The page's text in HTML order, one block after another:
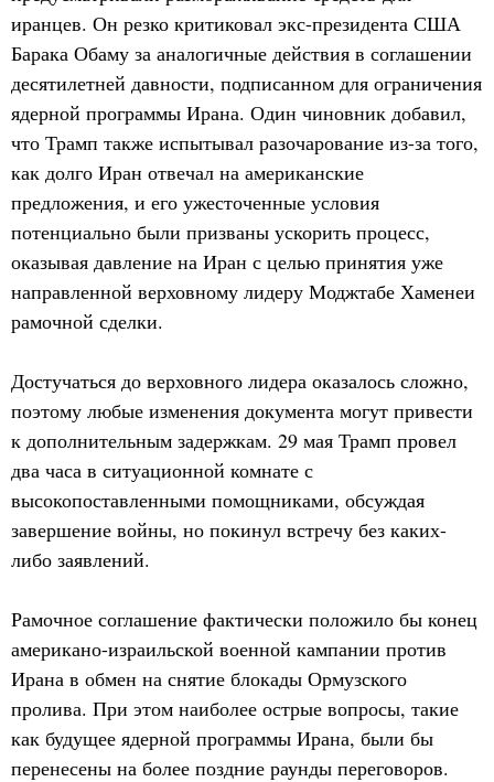
иранцев. Он резко критиковал экс-президента США
Барака Обаму за аналогичные действия в соглашении
десятилетней давности, подписанном для ограничения
ядерной программы Ирана. Один чиновник добавил,
что Трамп также испытывал разочарование из-за того,
как долго Иран отвечал на американские
предложения, и его ужесточенные условия
потенциально были призваны ускорить процесс,
оказывая давление на Иран с целью принятия уже
направленной верховному лидеру Моджтабе Хаменеи
рамочной сделки.
Достучаться до верховного лидера оказалось сложно,
поэтому любые изменения документа могут привести
к дополнительным задержкам. 29 мая Трамп провел
два часа в ситуационной комнате с
высокопоставленными помощниками, обсуждая
завершение войны, но покинул встречу без каких-
либо заявлений.
Рамочное соглашение фактически положило бы конец
американо-израильской военной кампании против
Ирана в обмен на снятие блокады Ормузского
пролива. При этом наиболее острые вопросы, такие
как будущее ядерной программы Ирана, были бы
перенесены на более поздние раунды переговоров.